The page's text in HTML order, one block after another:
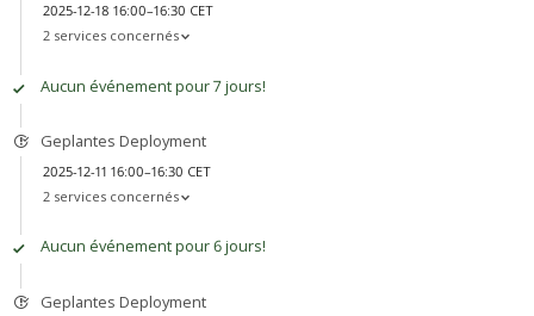
2025-12-18 16:00–16:30 CET
2 services concernés
Aucun événement pour 7 jours!
Geplantes Deployment
2025-12-11 16:00–16:30 CET
2 services concernés
Aucun événement pour 6 jours!
Geplantes Deployment